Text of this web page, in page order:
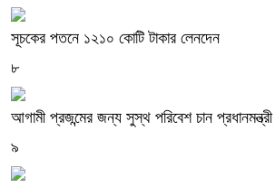
সূচকের পতনে ১২১০ কোটি টাকার লেনদেন
৮
আগামী প্রজন্মের জন্য সুস্থ পরিবেশ চান প্রধানমন্ত্রী
৯